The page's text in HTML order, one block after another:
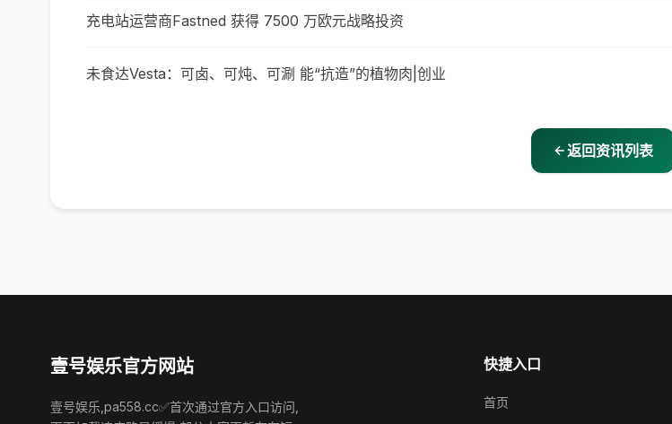
充电站运营商Fastned 获得 7500 万欧元战略投资
未食达Vesta：可卤、可炖、可涮 能“抗造”的植物肉|创业
返回资讯列表
壹号娱乐官方网站
壹号娱乐,pa558.cc✅首次通过官方入口访问,
快捷入口
首页